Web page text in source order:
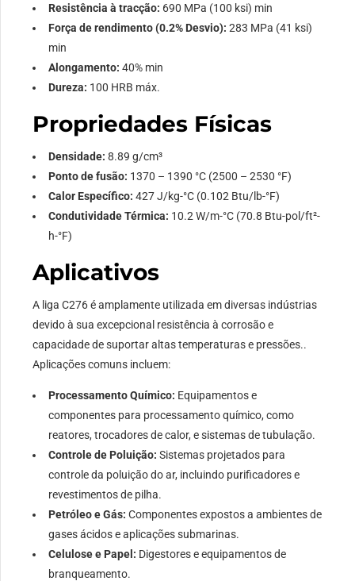
Resistência à tracção: 690 MPa (100 ksi) min
Força de rendimento (0.2% Desvio): 283 MPa (41 ksi)
min
Alongamento: 40% min
Dureza: 100 HRB máx.
Propriedades Físicas
Densidade: 8.89 g/cm³
Ponto de fusão: 1370 – 1390 °C (2500 – 2530 °F)
Calor Específico: 427 J/kg-°C (0.102 Btu/lb-°F)
Condutividade Térmica: 10.2 W/m-°C (70.8 Btu-pol/ft²-
h-°F)
Aplicativos
A liga C276 é amplamente utilizada em diversas indústrias
devido à sua excepcional resistência à corrosão e
capacidade de suportar altas temperaturas e pressões..
Aplicações comuns incluem:
Processamento Químico: Equipamentos e
componentes para processamento químico, como
reatores, trocadores de calor, e sistemas de tubulação.
Controle de Poluição: Sistemas projetados para
controle da poluição do ar, incluindo purificadores e
revestimentos de pilha.
Petróleo e Gás: Componentes expostos a ambientes de
gases ácidos e aplicações submarinas.
Celulose e Papel: Digestores e equipamentos de
branqueamento.